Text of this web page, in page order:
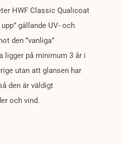
HWF Classic Qualicoat
gällande UV- och
den ”vanliga”
ligger på minimum 3 år i
utan att glansen har
den är väldigt
och vind.